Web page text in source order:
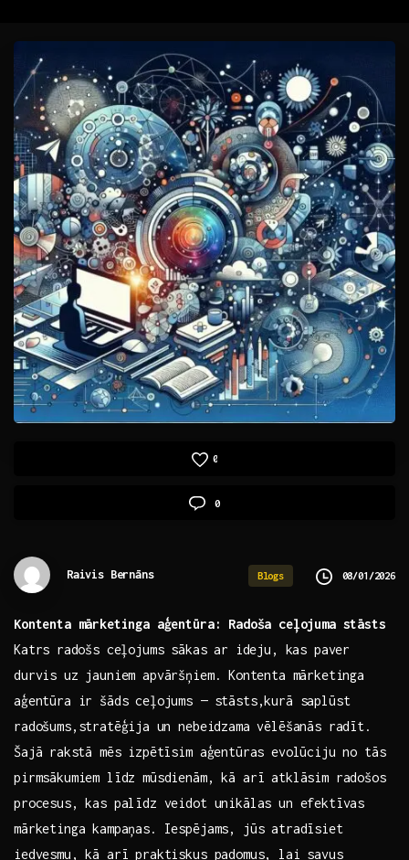
0
0
Raivis Bernāns Blogs 08/01/2026
Kontenta mārketinga‌ aģentūra: Radoša ceļojuma stāsts
Katrs⁣ radošs ceļojums sākas ar ⁣ideju, kas paver⁢
durvis uz jauniem apvāršņiem. ⁤Kontenta mārketinga
aģentūra ir šāds ‌ceļojums — stāsts,kurā saplūst
radošums,stratēģija⁤ un nebeidzama vēlēšanās radīt.
Šajā ⁢rakstā mēs ‍izpētīsim aģentūras evolūciju no tās
pirmsākumiem līdz mūsdienām, ​kā arī atklāsim radošos
procesus, kas palīdz veidot ‌unikālas un efektīvas
mārketinga kampaņas. Iespējams, jūs atradīsiet
iedvesmu, kā‍ arī praktiskus ‍padomus, lai‍ savus